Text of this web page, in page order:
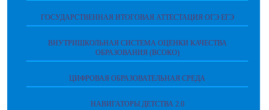
ГОСУДАРСТВЕННАЯ ИТОГОВАЯ АТТЕСТАЦИЯ ОГЭ ЕГЭ
ВНУТРИШКОЛЬНАЯ СИСТЕМА ОЦЕНКИ КАЧЕСТВА
ОБРАЗОВАНИЯ (ВСОКО)
ЦИФРОВАЯ ОБРАЗОВАТЕЛЬНАЯ СРЕДА
НАВИГАТОРЫ ДЕТСТВА 2.0